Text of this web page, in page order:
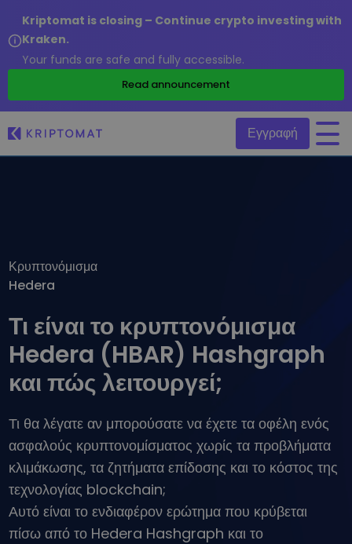
Kriptomat is closing – Continue crypto investing with
Kraken.
Your funds are safe and fully accessible.
Read announcement
Βρείτε επενδυτικές ευκαιρίες
Προστέθηκαν πρόσφατα
Τι θα γινόταν αν αγόραζα 100 € σε…
...σήμερα θα άξιζαν
Αγοραπωλησία κρυπτονομισμάτων
Αγοράστε 300+ κρυπτονομίσματα
Ανταλλαγή κρυπτονομισμάτων
Πάνω από 1.000 επιλογές ζευγαριών
Ευφυή χαρτοφυλάκια
Επενδύστε έξυπνα σε κρυπτονομίσματα
Ένα ασφαλές και απλό πορτοφόλι κρυπτονομισμάτων
Εξερεύνηση επενδύσεων
Βρες τη δική σου crypto στρατηγική
KriptoEarn
Κερδίστε ανταμοιβές στα κρυπτονομίσματά σας
Εγγραφή
/
Κρυπτονόμισμα
Hedera
Τι είναι το κρυπτονόμισμα
Hedera (HBAR) Hashgraph
και πώς λειτουργεί;
Τι θα λέγατε αν μπορούσατε να έχετε τα οφέλη ενός
ασφαλούς κρυπτονομίσματος χωρίς τα προβλήματα
κλιμάκωσης, τα ζητήματα επίδοσης και το κόστος της
τεχνολογίας blockchain;
Αυτό είναι το ενδιαφέρον ερώτημα που κρύβεται
πίσω από το Hedera Hashgraph και το